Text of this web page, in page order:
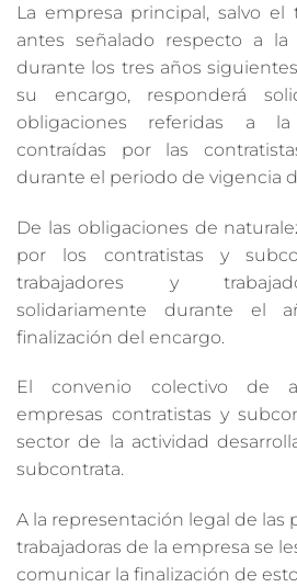
La empresa principal, salvo el
antes señalado respecto a la
durante los tres años
su encargo, responderá
obligaciones referidas a
contraídas por las
durante el periodo de vigencia
De las obligaciones de
por los contratistas y
trabajadores y
solidariamente durante el
finalización del encargo.
El convenio colectivo de
empresas contratistas y
sector de la actividad
subcontrata.
A la representación legal de las
trabajadoras de la empresa se
comunicar la finalización de